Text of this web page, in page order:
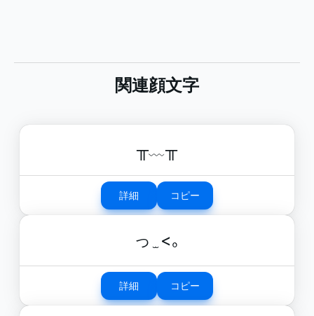
関連顔文字
╥﹏╥
詳細 コピー
っ ̫ <｡
詳細 コピー